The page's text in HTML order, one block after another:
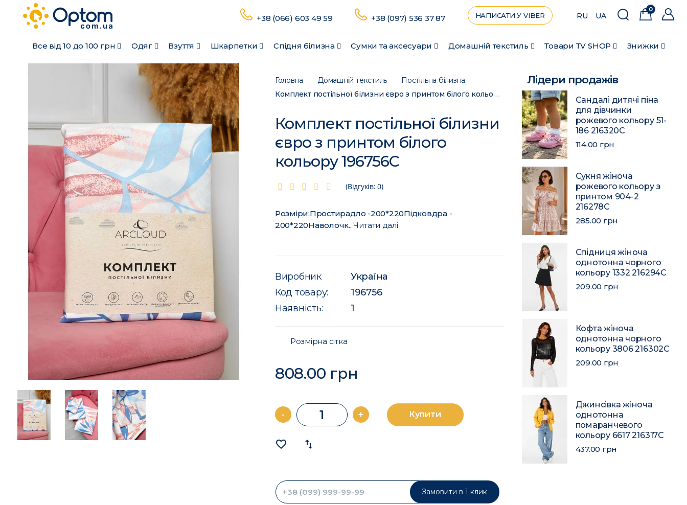
Все від 10 до 100 грн Одяг Взуття Шкарпетки Спідня білизна Сумки та аксесуари Домашній текстиль Товари ТV SHOP Знижки
+38 (066) 603 49 59 +38 (097) 536 37 87 НАПИСАТИ У VIBER RU UA
0
Головна Домашній текстиль
Постільна білизна
Комплект постільної білизни євро з принтом білого кольору 196756C
Комплект постільної білизни
євро з принтом білого
кольору 196756C
(Відгуків: 0)
Розміри:Простирадло -200*220Підковдра -
200*220Наволочк..Читати далі
Виробник
Україна
Код товару:
196756
Наявність:
1
Розмірна сітка
808.00 грн
- + Купити
favorite_border import_export
Замовити в 1 клик
Лідери продажів
Сандалі дитячі піна
для дівчинки
рожевого кольору 51-
186 216320C
114.00 грн
Сукня жіноча
рожевого кольору з
принтом 904-2
216278C
285.00 грн
Спідниця жіноча
однотонна чорного
кольору 1332 216294C
209.00 грн
Кофта жіноча
однотонна чорного
кольору 3806 216302C
209.00 грн
Джинсівка жіноча
однотонна
помаранчевого
кольору 6617 216317C
437.00 грн